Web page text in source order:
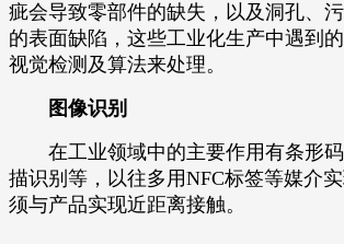
疵会导致零部件的缺失，以及洞孔、
的表面缺陷，这些工业化生产中遇到
视觉检测及算法来处理。
图像识别
在工业领域中的主要作用有条形码
描识别等，以往多用NFC标签等媒介
须与产品实现近距离接触。